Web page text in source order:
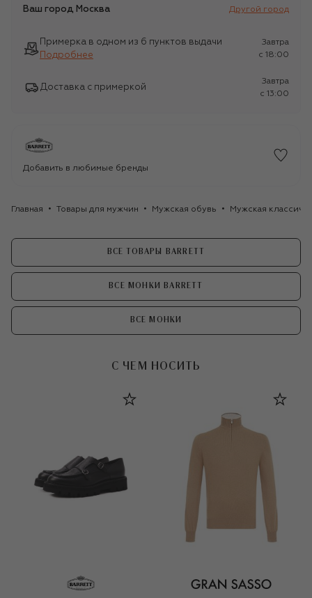
Ваш город Москва Другой город
Примерка в одном из 6 пунктов выдачи
Подробнее
Завтра
c 18:00
Доставка с примеркой
Завтра
c 13:00
Добавить в любимые бренды
Главная Товары для мужчин Мужская обувь Мужская
ВСЕ ТОВАРЫ BARRETT
ВСЕ МОНКИ BARRETT
ВСЕ МОНКИ
С ЧЕМ НОСИТЬ